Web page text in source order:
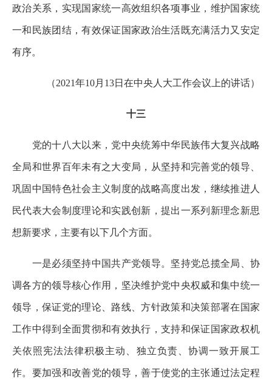
政治关系，实现国家统一高效组织各项事业，维护国家统
一和民族团结，有效保证国家政治生活既充满活力又安定
有序。
（2021年10月13日在中央人大工作会议上的讲话）
十三
党的十八大以来，党中央统筹中华民族伟大复兴战略
全局和世界百年未有之大变局，从坚持和完善党的领导、
巩固中国特色社会主义制度的战略高度出发，继续推进人
民代表大会制度理论和实践创新，提出一系列新理念新思
想新要求，主要有以下几个方面。
一是必须坚持中国共产党领导。坚持党总揽全局、协
调各方的领导核心作用，坚决维护党中央权威和集中统一
领导，保证党的理论、路线、方针政策和决策部署在国家
工作中得到全面贯彻和有效执行，支持和保证国家政权机
关依照宪法法律积极主动、独立负责、协调一致开展工
作。要加强和改善党的领导，善于使党的主张通过法定程